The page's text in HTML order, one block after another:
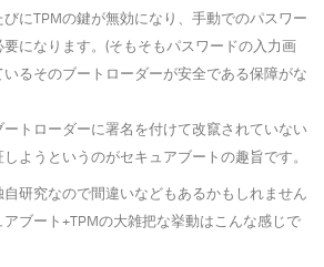
びにTPMの鍵が無効になり、手動でのパスワー
要になります。(そもそもパスワードの入力画
いるそのブートローダーが安全である保障がな
ートローダーに署名を付けて改竄されていない
しようというのがセキュアブートの趣旨です。
自研究なので間違いなどもあるかもしれません
アブート+TPMの大雑把な挙動はこんな感じで